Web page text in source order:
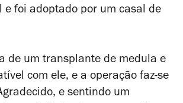
e foi adoptado por um casal de
de um transplante de medula e
com ele, e a operação faz-se
e sentindo um